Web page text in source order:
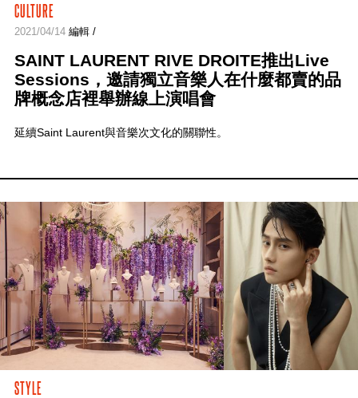
CULTURE
2021/04/14編輯 /
SAINT LAURENT RIVE DROITE推出Live
Sessions，邀請獨立音樂人在什麼都賣的品
牌概念店裡舉辦線上演唱會
延續Saint Laurent與音樂次文化的關聯性。
STYLE